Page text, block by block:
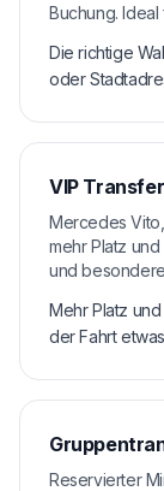
Buchung.
Die richtige
oder
VIP Transfer
Mercedes
mehr Platz
und
Mehr Platz
der Fahrt
Reservierter